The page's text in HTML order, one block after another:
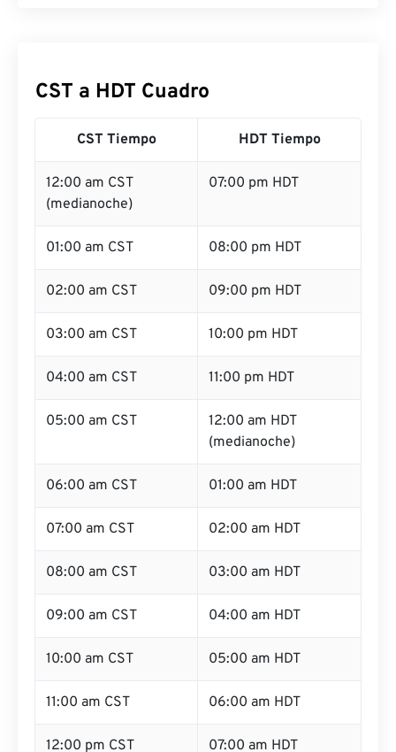
CST a HDT Cuadro
CST Tiempo HDT Tiempo
12:00 am CST
(medianoche)
07:00 pm HDT
01:00 am CST 08:00 pm HDT
02:00 am CST 09:00 pm HDT
03:00 am CST 10:00 pm HDT
04:00 am CST 11:00 pm HDT
05:00 am CST
12:00 am HDT
(medianoche)
06:00 am CST 01:00 am HDT
07:00 am CST 02:00 am HDT
08:00 am CST 03:00 am HDT
09:00 am CST 04:00 am HDT
10:00 am CST 05:00 am HDT
11:00 am CST 06:00 am HDT
12:00 pm CST 07:00 am HDT